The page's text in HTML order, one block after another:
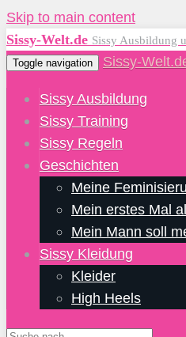
Skip to main content
Sissy-Welt.de Sissy Ausbildung
Toggle navigation Sissy-
Sissy Ausbildung
Sissy Training
Sissy Regeln
Geschichten
Meine
Mein erstes Mal
Mein Mann soll
Sissy Kleidung
Kleider
High Heels